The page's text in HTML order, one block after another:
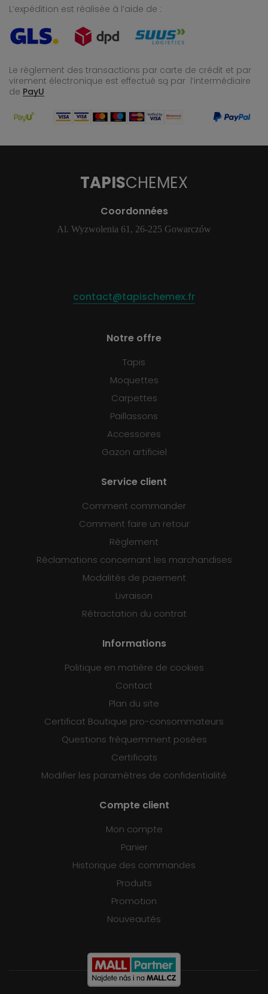
L’expédition est réalisée à l’aide de :
Le règlement des transactions par carte de crédit et par
virement électronique est effectué są par l’intermédiaire
de PayU
TAPISCHEMEX
Coordonnées
Al. Wyzwolenia 61, 26-225 Gowarczów
contact@tapischemex.fr
Notre offre
Tapis
Moquettes
Carpettes
Paillassons
Accessoires
Gazon artificiel
Service client
Comment commander
Comment faire un retour
Règlement
Réclamations concernant les marchandises
Modalités de paiement
Livraison
Rétractation du contrat
Informations
Politique en matière de cookies
Contact
Plan du site
Certificat Boutique pro-consommateurs
Questions fréquemment posées
Certificats
Modifier les paramètres de confidentialité
Compte client
Mon compte
Panier
Historique des commandes
Produits
Promotion
Nouveautés